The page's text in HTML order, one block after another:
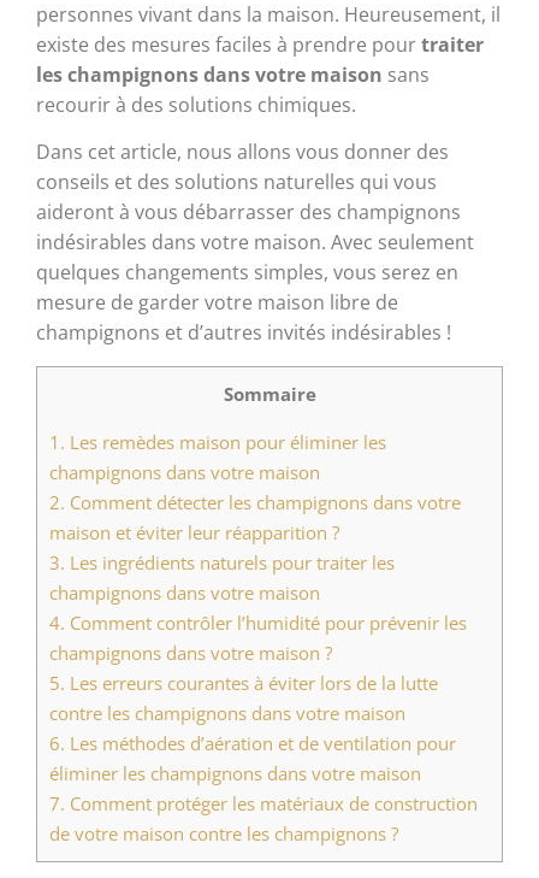
personnes vivant dans la maison. Heureusement, il
existe des mesures faciles à prendre pourtraiter
les champignons dans votre maison sans
recourir à des solutions chimiques.
Dans cet article, nous allons vous donner des
conseils et des solutions naturelles qui vous
aideront à vous débarrasser des champignons
indésirables dans votre maison. Avec seulement
quelques changements simples, vous serez en
mesure de garder votre maison libre de
champignons et d’autres invités indésirables !
Sommaire
1. Les remèdes maison pour éliminer les
champignons dans votre maison
2. Comment détecter les champignons dans votre
maison et éviter leur réapparition ?
3. Les ingrédients naturels pour traiter les
champignons dans votre maison
4. Comment contrôler l’humidité pour prévenir les
champignons dans votre maison ?
5. Les erreurs courantes à éviter lors de la lutte
contre les champignons dans votre maison
6. Les méthodes d’aération et de ventilation pour
éliminer les champignons dans votre maison
7. Comment protéger les matériaux de construction
de votre maison contre les champignons ?